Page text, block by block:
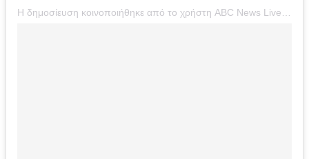
Η δημοσίευση κοινοποιήθηκε από το χρήστη ABC News Live (@abcnewslive)